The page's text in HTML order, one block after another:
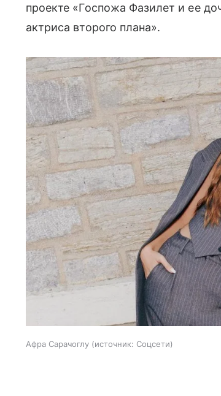
проекте «Госпожа Фазилет и ее
актриса второго плана».
Афра Сарачоглу источник: Соцсети